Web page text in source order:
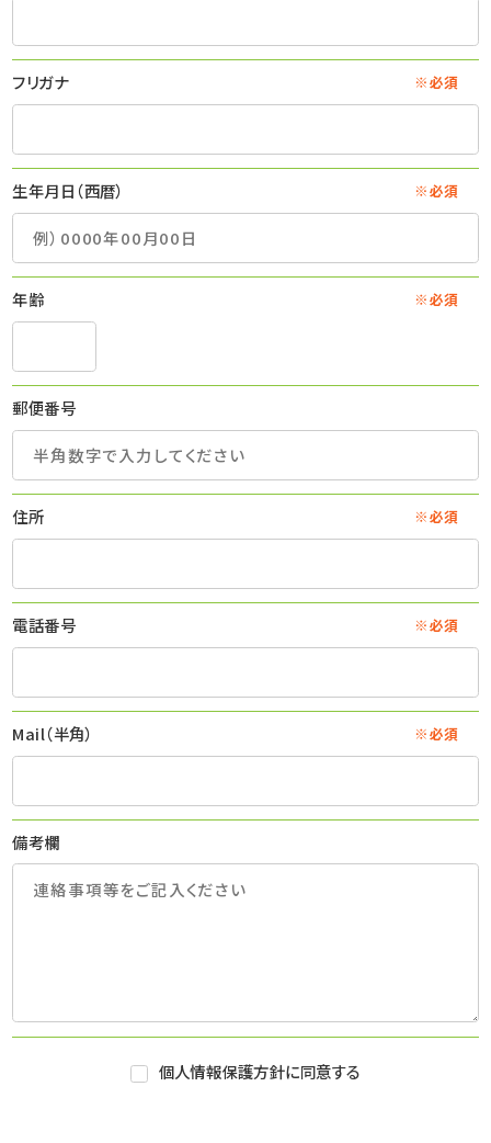
フリガナ ※必須
生年月日（西暦） ※必須
年齢 ※必須
郵便番号
住所 ※必須
電話番号 ※必須
Mail（半角） ※必須
備考欄
個人情報保護方針に同意する